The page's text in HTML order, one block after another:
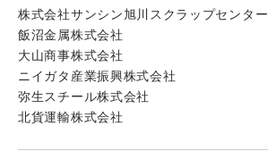
株式会社サンシン旭川スクラップセンター
飯沼金属株式会社
大山商事株式会社
ニイガタ産業振興株式会社
弥生スチール株式会社
北貨運輸株式会社